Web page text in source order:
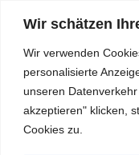
Wir schätzen
Wir verwenden
personalisierte
unseren
akzeptieren" klicken,
Cookies zu.
TESTS, EXPERTEN-